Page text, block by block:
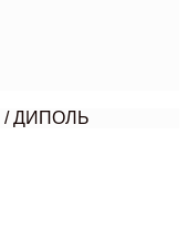
/ДИПОЛЬ